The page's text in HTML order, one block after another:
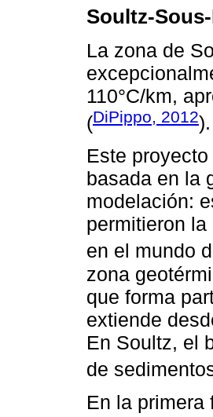
Soultz-
La zona de
110°C/km,
(DiPippo, 2012).
Este
basada en la
modelación:
permitieron
en el mundo
zona
que forma
extiende
En Soultz, el
de
En la primera